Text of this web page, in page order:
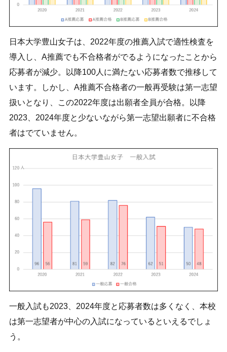
日本大学豊山女子は、 2022年度の推薦入試で適性検査を
導入し、 A推薦でも不合格者がでるようになったことから
応募者が減少。以降100人に満たない応募者数で推移して
います。しかし、 A推薦不合格者の一般再受験は第一志望
扱いとなり、この2022年度は出願者全員が合格。以降
2023、 2024年度と少ないながら第一志望出願者に不合格
者はでていません。
一般入試も2023、2024年度と応募者数は多くなく、本校
は第一志望者が中心の入試になっているといえるでしょ
う。